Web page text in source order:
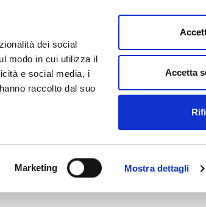
dei social
modo in cui utilizza il
e social media, i
raccolto dal suo
Marketing Mostra dettagli
Accetta
La Provincia e il territorio
su SP 23 di Tresana